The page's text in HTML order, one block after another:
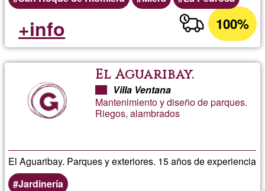
100%
+info
El Aguaribay.
Villa Ventana
Mantenimiento y diseño de parques.
Riegos, alambrados
El Aguaribay. Parques y exteriores. 15 años de experiencia
Jardinería